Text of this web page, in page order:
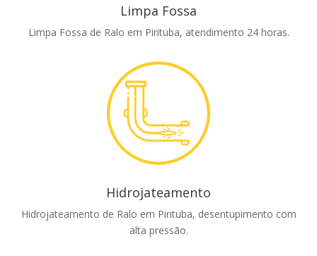
Limpa Fossa
Limpa Fossa de Ralo em Pirituba, atendimento 24 horas.
Hidrojateamento
Hidrojateamento de Ralo em Pirituba, desentupimento com
alta pressão.